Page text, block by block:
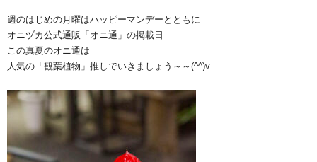
週のはじめの月曜はハッピーマンデーとともに
オニヅカ公式通販「オニ通」の掲載日
この真夏のオニ通は
人気の「観葉植物」推しでいきましょう～～(^^)v